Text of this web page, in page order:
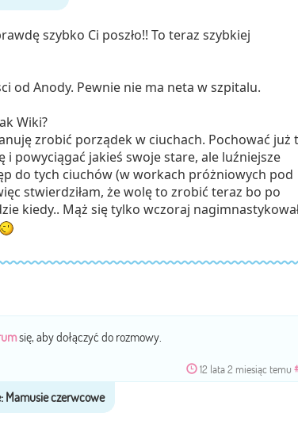
szybko Ci poszło!! To teraz szybkiej
od Anody. Pewnie nie ma neta w szpitalu.
Wiki?
zrobić porządek w ciuchach. Pochować już
i powyciągać jakieś swoje stare, ale luźniejsze
do tych ciuchów (w workach próżniowych pod
stwierdziłam, że wolę to zrobić teraz bo po
kiedy.. Mąż się tylko wczoraj
się, aby dołączyć do rozmowy.
12 lata 2 miesiąc temu